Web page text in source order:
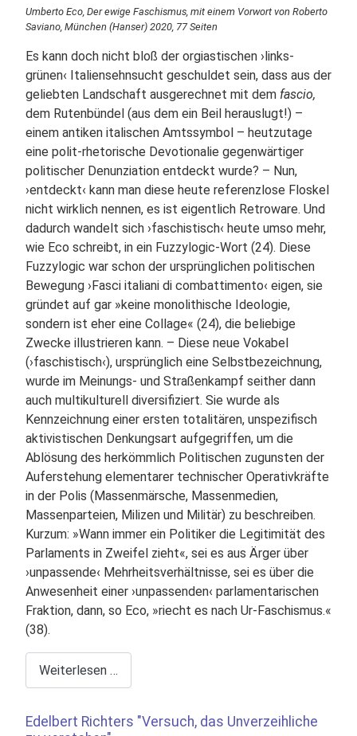
Umberto Eco, Der ewige Faschismus, mit einem Vorwort von Roberto
Saviano, München (Hanser) 2020, 77 Seiten
Es kann doch nicht bloß der orgiastischen ›links-
grünen‹ Italiensehnsucht geschuldet sein, dass aus der
geliebten Landschaft ausgerechnet mit dem fascio,
dem Rutenbündel (aus dem ein Beil herauslugt!) –
einem antiken italischen Amtssymbol – heutzutage
eine polit-rhetorische Devotionalie gegenwärtiger
politischer Denunziation entdeckt wurde? – Nun,
›entdeckt‹ kann man diese heute referenzlose Floskel
nicht wirklich nennen, es ist eigentlich Retroware. Und
dadurch wandelt sich ›faschistisch‹ heute umso mehr,
wie Eco schreibt, in ein Fuzzylogic-Wort (24). Diese
Fuzzylogic war schon der ursprünglichen politischen
Bewegung ›Fasci italiani di combattimento‹ eigen, sie
gründet auf gar »keine monolithische Ideologie,
sondern ist eher eine Collage« (24), die beliebige
Zwecke illustrieren kann. – Diese neue Vokabel
(›faschistisch‹), ursprünglich eine Selbstbezeichnung,
wurde im Meinungs- und Straßenkampf seither dann
auch multikulturell diversifiziert. Sie wurde als
Kennzeichnung einer ersten totalitären, unspezifisch
aktivistischen Denkungsart aufgegriffen, um die
Ablösung des herkömmlich Politischen zugunsten der
Auferstehung elementarer technischer Operativkräfte
in der Polis (Massenmärsche, Massenmedien,
Massenparteien, Milizen und Militär) zu beschreiben.
Kurzum: »Wann immer ein Politiker die Legitimität des
Parlaments in Zweifel zieht«, sei es aus Ärger über
›unpassende‹ Mehrheitsverhältnisse, sei es über die
Anwesenheit einer ›unpassenden‹ parlamentarischen
Fraktion, dann, so Eco, »riecht es nach Ur-Faschismus.«
(38).
Weiterlesen …
Edelbert Richters "Versuch, das Unverzeihliche